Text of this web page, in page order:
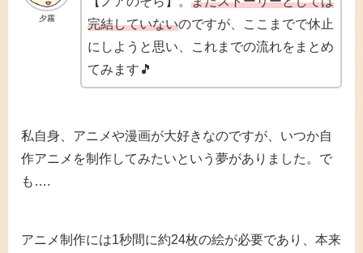
夕霧
完結していないのですが、ここまでで休止
にしようと思い、これまでの流れをまとめ
てみます🎵
私自身、アニメや漫画が大好きなのですが、いつか自
作アニメを制作してみたいという夢がありました。で
も….
アニメ制作には1秒間に約24枚の絵が必要であり、本来